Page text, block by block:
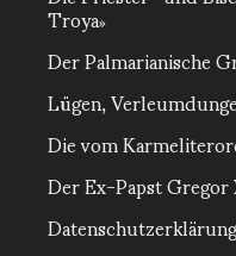
Troya
Der Palmarianische
Lügen,
Die vom
Der Ex-Papst